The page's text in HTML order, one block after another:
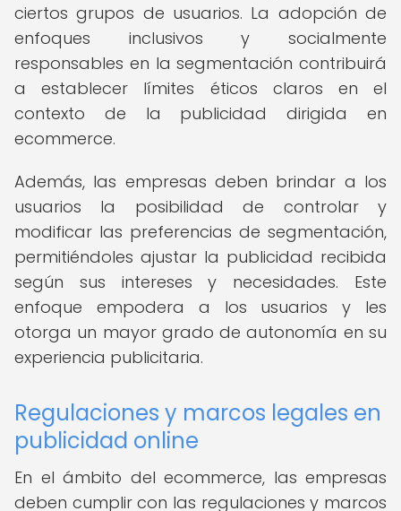
ciertos grupos de usuarios. La adopción de
enfoques inclusivos y socialmente
responsables en la segmentación contribuirá
a establecer límites éticos claros en el
contexto de la publicidad dirigida en
ecommerce.
Además, las empresas deben brindar a los
usuarios la posibilidad de controlar y
modificar las preferencias de segmentación,
permitiéndoles ajustar la publicidad recibida
según sus intereses y necesidades. Este
enfoque empodera a los usuarios y les
otorga un mayor grado de autonomía en su
experiencia publicitaria.
Regulaciones y marcos legales en
publicidad online
En el ámbito del ecommerce, las empresas
deben cumplir con las regulaciones y marcos